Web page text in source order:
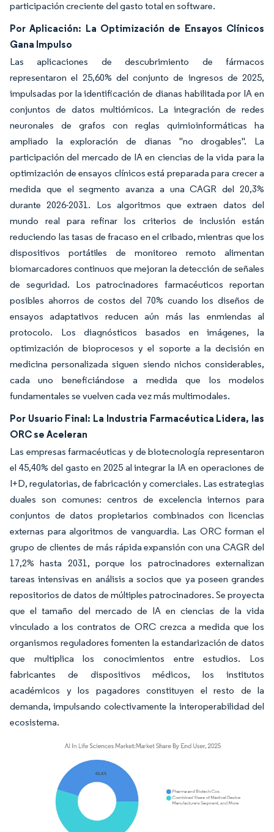
participación creciente del gasto total en software.
Por Aplicación: La Optimización de Ensayos Clínicos
Gana Impulso
Las aplicaciones de descubrimiento de fármacos
representaron el 25,60% del conjunto de ingresos de 2025,
impulsadas por la identificación de dianas habilitada por IA en
conjuntos de datos multiómicos. La integración de redes
neuronales de grafos con reglas quimioinformáticas ha
ampliado la exploración de dianas "no drogables". La
participación del mercado de IA en ciencias de la vida para la
optimización de ensayos clínicos está preparada para crecer a
medida que el segmento avanza a una CAGR del 20,3%
durante 2026-2031. Los algoritmos que extraen datos del
mundo real para refinar los criterios de inclusión están
reduciendo las tasas de fracaso en el cribado, mientras que los
dispositivos portátiles de monitoreo remoto alimentan
biomarcadores continuos que mejoran la detección de señales
de seguridad. Los patrocinadores farmacéuticos reportan
posibles ahorros de costos del 70% cuando los diseños de
ensayos adaptativos reducen aún más las enmiendas al
protocolo. Los diagnósticos basados en imágenes, la
optimización de bioprocesos y el soporte a la decisión en
medicina personalizada siguen siendo nichos considerables,
cada uno beneficiándose a medida que los modelos
fundamentales se vuelven cada vez más multimodales.
Por Usuario Final: La Industria Farmacéutica Lidera, las
ORC se Aceleran
Las empresas farmacéuticas y de biotecnología representaron
el 45,40% del gasto en 2025 al integrar la IA en operaciones de
I+D, regulatorias, de fabricación y comerciales. Las estrategias
duales son comunes: centros de excelencia internos para
conjuntos de datos propietarios combinados con licencias
externas para algoritmos de vanguardia. Las ORC forman el
grupo de clientes de más rápida expansión con una CAGR del
17,2% hasta 2031, porque los patrocinadores externalizan
tareas intensivas en análisis a socios que ya poseen grandes
repositorios de datos de múltiples patrocinadores. Se proyecta
que el tamaño del mercado de IA en ciencias de la vida
vinculado a los contratos de ORC crezca a medida que los
organismos reguladores fomenten la estandarización de datos
que multiplica los conocimientos entre estudios. Los
fabricantes de dispositivos médicos, los institutos
académicos y los pagadores constituyen el resto de la
demanda, impulsando colectivamente la interoperabilidad del
ecosistema.